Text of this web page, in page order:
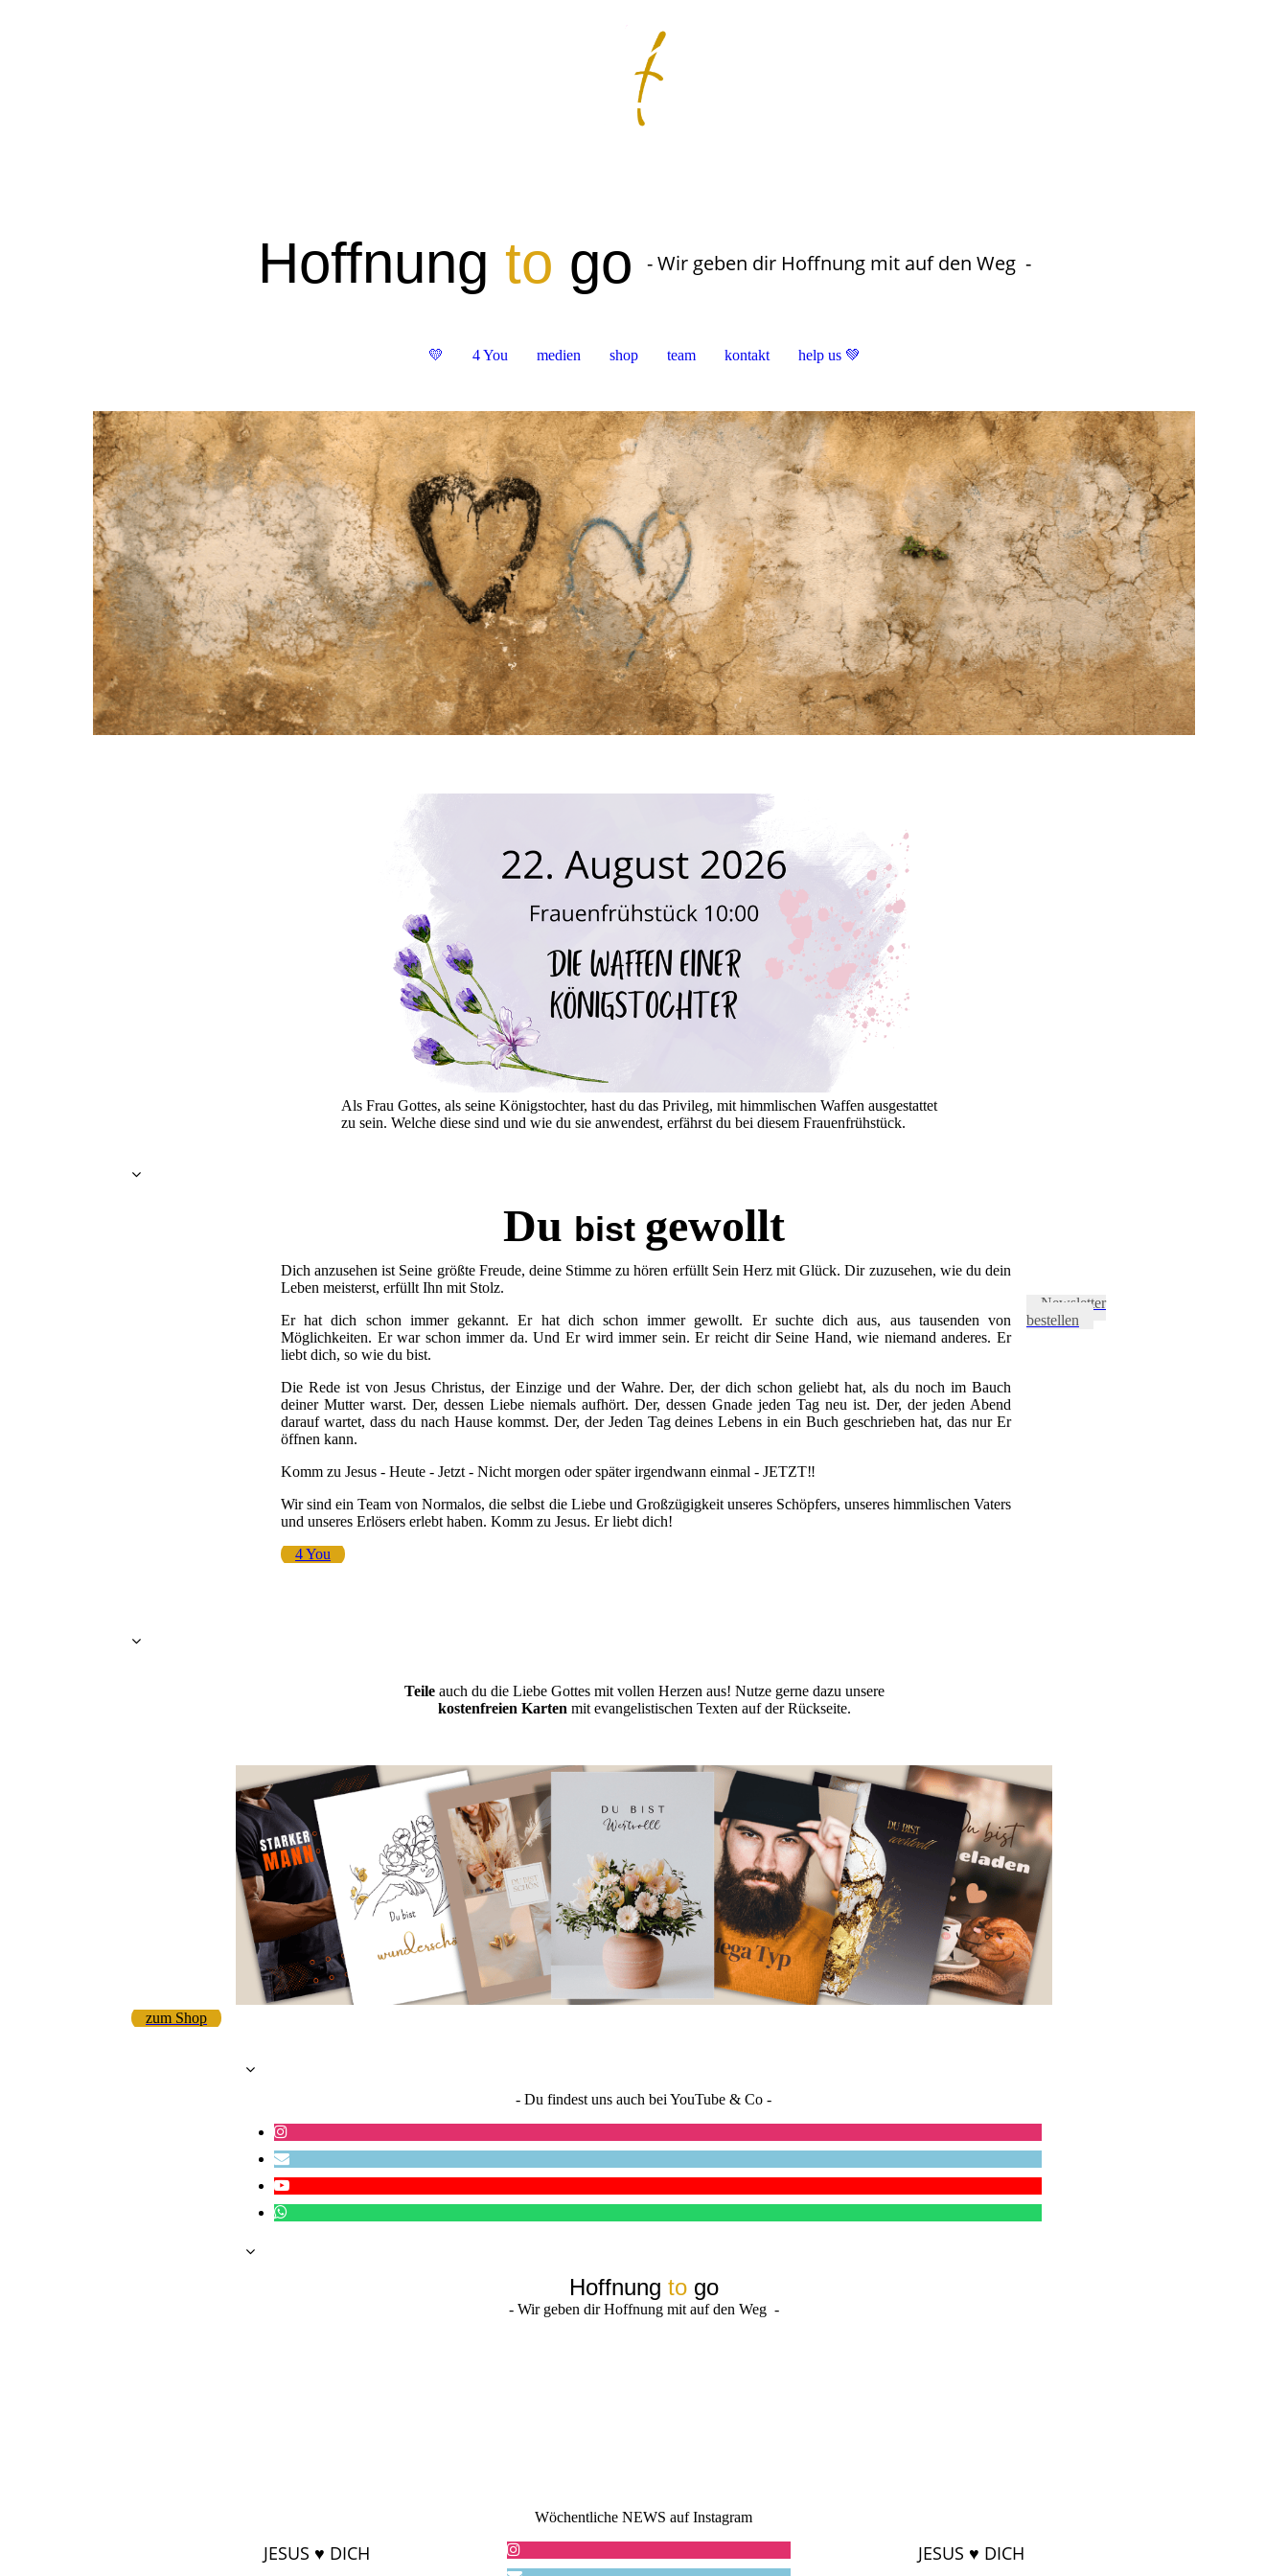
Hoffnung to go - Wir geben dir Hoffnung mit auf den Weg -
💛 4 You medien shop team kontakt help us 💚
Als Frau Gottes, als seine Königstochter, hast du das Privileg, mit himmlischen Waffen ausgestattet
zu sein. Welche diese sind und wie du sie anwendest, erfährst du bei diesem Frauenfrühstück.
Du bist gewollt
Dich anzusehen ist Seine größte Freude, deine Stimme zu hören erfüllt Sein Herz mit Glück. Dir zuzusehen, wie du dein
Leben meisterst, erfüllt Ihn mit Stolz.
Er hat dich schon immer gekannt. Er hat dich schon immer gewollt. Er suchte dich aus, aus tausenden von
Möglichkeiten. Er war schon immer da. Und Er wird immer sein. Er reicht dir Seine Hand, wie niemand anderes. Er
liebt dich, so wie du bist.
Die Rede ist von Jesus Christus, der Einzige und der Wahre. Der, der dich schon geliebt hat, als du noch im Bauch
deiner Mutter warst. Der, dessen Liebe niemals aufhört. Der, dessen Gnade jeden Tag neu ist. Der, der jeden Abend
darauf wartet, dass du nach Hause kommst. Der, der Jeden Tag deines Lebens in ein Buch geschrieben hat, das nur Er
öffnen kann.
Komm zu Jesus - Heute - Jetzt - Nicht morgen oder später irgendwann einmal - JETZT‼️
Wir sind ein Team von Normalos, die selbst die Liebe und Großzügigkeit unseres Schöpfers, unseres himmlischen Vaters
und unseres Erlösers erlebt haben. Komm zu Jesus. Er liebt dich!
4 You
Newsletter
bestellen
Teileauch du die Liebe Gottes mit vollen Herzen aus! Nutze gerne dazu unsere
kostenfreien Karten mit evangelistischen Texten auf der Rückseite.
zum Shop
- Du findest uns auch bei YouTube & Co -
Hoffnung togo
- Wir geben dir Hoffnung mit auf den Weg -
JESUS ♥ DICH
Wöchentliche NEWS auf Instagram
JESUS ♥ DICH